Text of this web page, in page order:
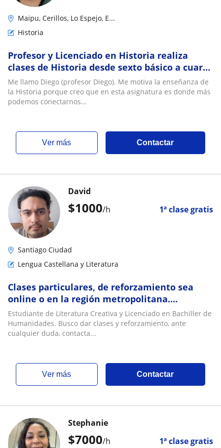
Maipu, Cerillos, Lo Espejo, E...
Historia
Profesor y Licenciado en Historia realiza
clases de Historia desde sexto básico a cuarto
medio
Me llamo Diego (profesor Diego). Me motiva la enseñanza de
la Historia porque creo que en esta asignatura es donde más
podemos conectarnos...
ver más Contactar
$1000/h 1ª clase gratis
David
Santiago Ciudad
Lengua Castellana y Literatura
Clases particulares, de reforzamiento sea
online o en la región metropolitana.
Lenguaje, Historia
Estudiante de Literatura Creativa y Licenciado en Bachiller de
Humanidades. Busco dar clases y reforzamiento, ante
cualquier duda, contacta...
ver más Contactar
$7000/h 1ª clase gratis
Stephanie